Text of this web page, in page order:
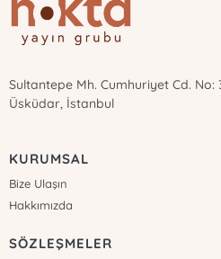
Sultantepe Mh. Cumhuriyet Cd. No:
Üsküdar, İstanbul
KURUMSAL
Bize Ulaşın
Hakkımızda
SÖZLEŞMELER